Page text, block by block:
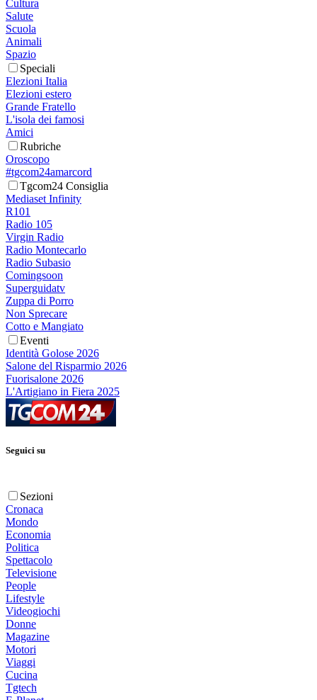
Cultura
Salute
Scuola
Animali
Spazio
Speciali
Elezioni Italia
Elezioni estero
Grande Fratello
L'isola dei famosi
Amici
Rubriche
Oroscopo
#tgcom24amarcord
Tgcom24 Consiglia
Mediaset Infinity
R101
Radio 105
Virgin Radio
Radio Montecarlo
Radio Subasio
Comingsoon
Superguidatv
Zuppa di Porro
Non Sprecare
Cotto e Mangiato
Eventi
Identità Golose 2026
Salone del Risparmio 2026
Fuorisalone 2026
L'Artigiano in Fiera 2025
Seguici su
Sezioni
Cronaca
Mondo
Economia
Politica
Spettacolo
Televisione
People
Lifestyle
Videogiochi
Donne
Magazine
Motori
Viaggi
Cucina
Tgtech